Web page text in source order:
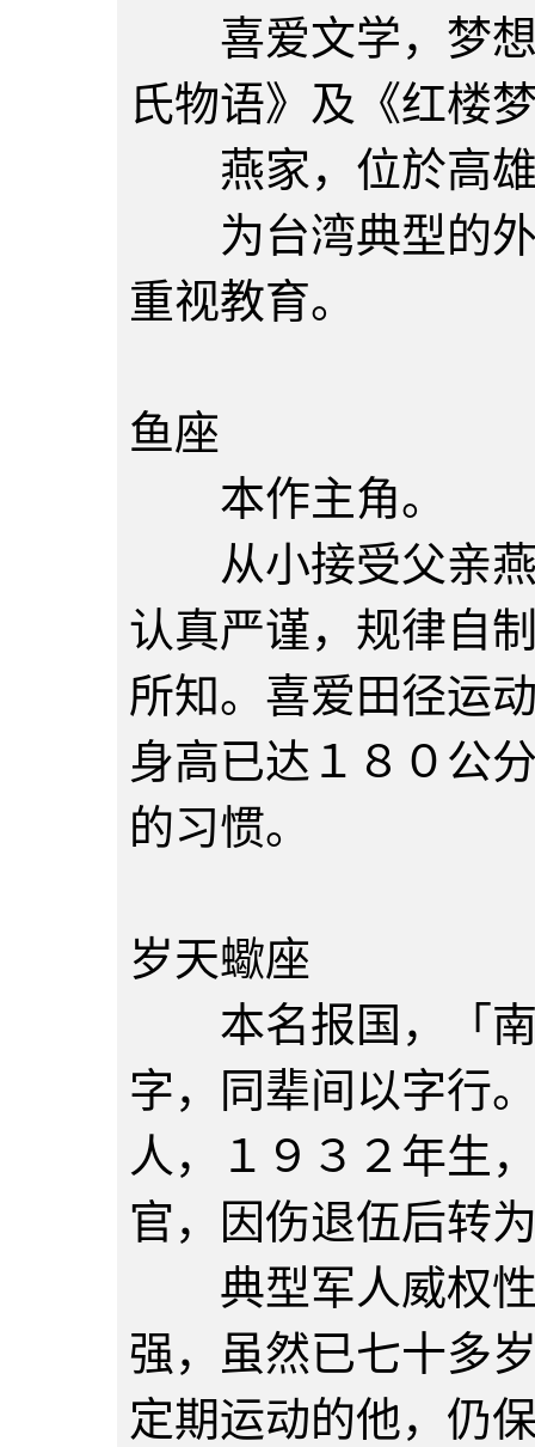
喜爱文学，梦想
氏物语》及《红楼
燕家，位於高雄
为台湾典型的外
重视教育。
鱼座
本作主角。
从小接受父亲燕
认真严谨，规律自
所知。喜爱田径运
身高已达１８０公
的习惯。
岁天蠍座
本名报国，「南
字，同辈间以字行
人，１９３２年生
官，因伤退伍后转
典型军人威权性
强，虽然已七十多
定期运动的他，仍